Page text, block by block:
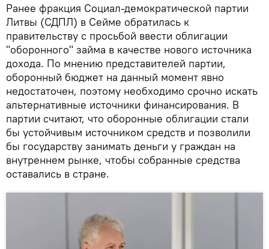
Ранее фракция Социал-демократической партии
Литвы (СДПЛ) в Сейме обратилась к
правительству с просьбой ввести облигации
"оборонного" займа в качестве нового источника
дохода. По мнению представителей партии,
оборонный бюджет на данный момент явно
недостаточен, поэтому необходимо срочно искать
альтернативные источники финансирования. В
партии считают, что оборонные облигации стали
бы устойчивым источником средств и позволили
бы государству занимать деньги у граждан на
внутреннем рынке, чтобы собранные средства
оставались в стране.